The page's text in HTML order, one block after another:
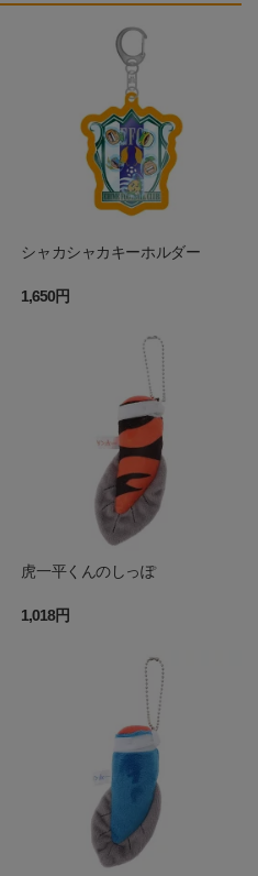
シャカシャカキーホルダー
1,650円
虎一平くんのしっぽ
1,018円